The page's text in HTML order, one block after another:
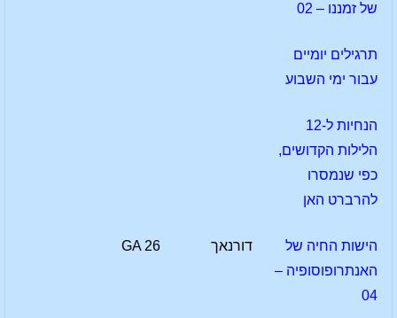
של זמננו – 02
תרגילים יומיים
עבור ימי השבוע
הנחיות ל-12
הלילות הקדושים,
כפי שנמסרו
להרברט האן
הישות החיה של
האנתרופוסופיה –
04
דורנאך GA 26